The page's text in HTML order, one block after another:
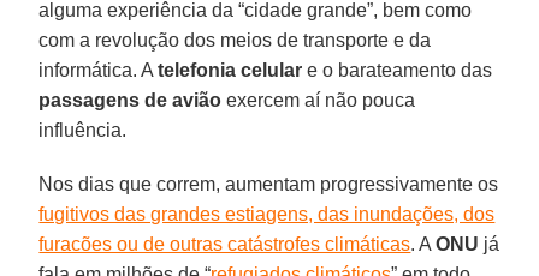
alguma experiência da “cidade grande”, bem como
com a revolução dos meios de transporte e da
informática. Atelefonia celular e o barateamento das
passagens de avião exercem aí não pouca
influência.
Nos dias que correm, aumentam progressivamente os
fugitivos das grandes estiagens, das inundações, dos
furacões ou de outras catástrofes climáticas. AONU já